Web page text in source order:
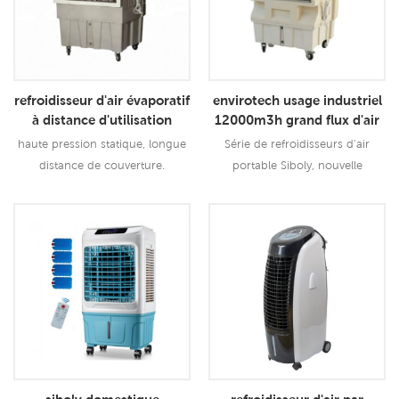
refroidisseur d'air évaporatif
à distance d'utilisation
industrielle portative
18000m3h
haute pression statique, longue
distance de couverture.
de la température et de
l'humidité en option.
Lire La Suite
envirotech usage industriel
12000m3h grand flux d'air
refroidisseur d'air portable
Série de refroidisseurs d'air
portable Siboly, nouvelle
extérieures.
Lire La Suite